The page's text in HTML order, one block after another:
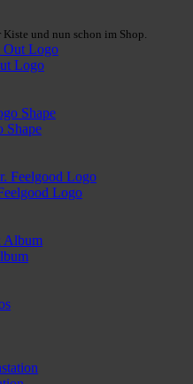
und nun schon im Shop.
Logo
Shape
Logo